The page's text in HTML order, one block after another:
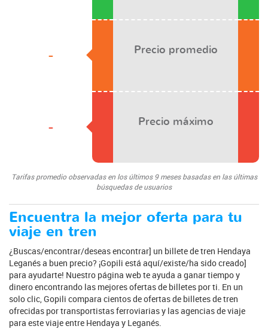
-
-
Precio promedio
Precio máximo
Tarifas promedio observadas en los últimos 9 meses basadas en las últimas
búsquedas de usuarios
Encuentra la mejor oferta para tu
viaje en tren
¿Buscas/encontrar/deseas encontrar] un billete de tren Hendaya
Leganés a buen precio? ¡Gopili está aquí/existe/ha sido creado]
para ayudarte! Nuestro página web te ayuda a ganar tiempo y
dinero encontrando las mejores ofertas de billetes por ti. En un
solo clic, Gopili compara cientos de ofertas de billetes de tren
ofrecidas por transportistas ferroviarias y las agencias de viaje
para este viaje entre Hendaya y Leganés.